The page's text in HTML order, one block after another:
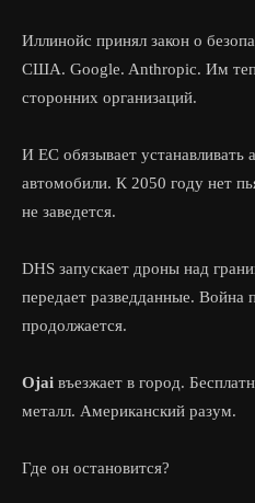
Иллинойс принял закон о
США. Google. Anthropic. Им
сторонних организаций.
И ЕС обязывает устанавливать
автомобили. К 2050 году нет
не заведется.
DHS запускает дроны над
передает разведданные. Война
продолжается.
Ojai въезжает в город.
металл. Американский разум.
Где он остановится?